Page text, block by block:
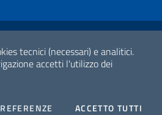
tecnici (necessari) e analitici.
accetti l'utilizzo dei
COOKIESACCETTO TUTTI